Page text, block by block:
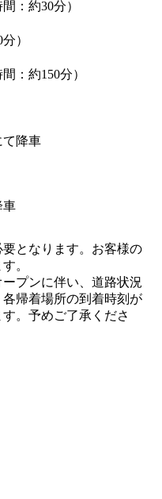
：約30分）
）
：約150分）
て降車
車
となります。お客様の
。
プンに伴い、道路状況
帰着場所の到着時刻が
。予めご了承くださ